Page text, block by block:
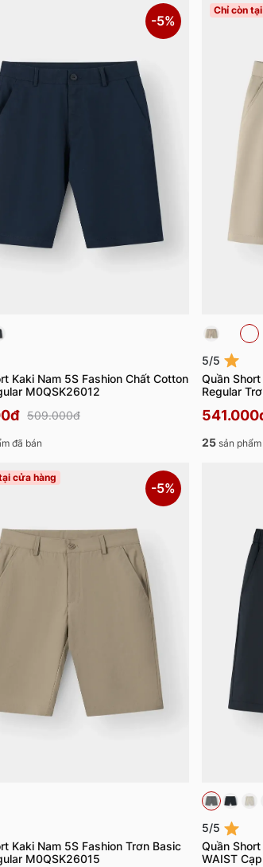
-5%
Kaki Nam 5S Fashion Chất Cotton
M0QSK26012
509.000đ
đã bán
Chỉ còn
5/5
Quần
Regular
25 sản
cửa hàng
-5%
Kaki Nam 5S Fashion Trơn Basic
M0QSK26015
5/5
Quần
WAIST